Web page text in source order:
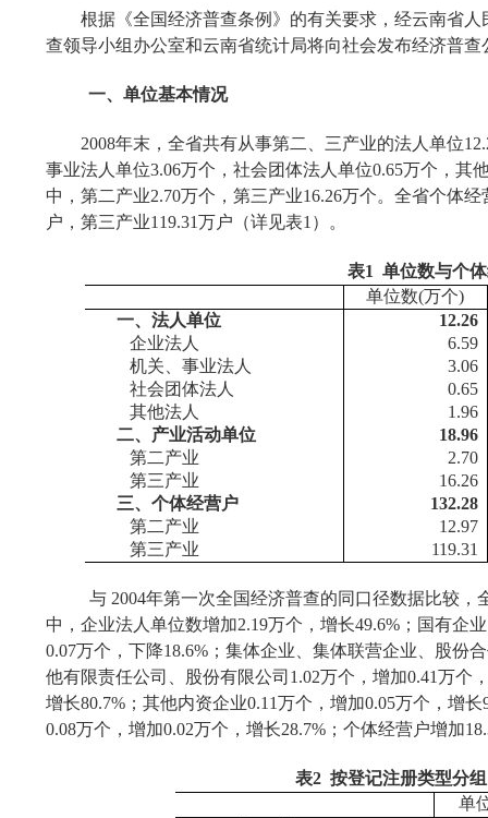
根据《全国经济普查条例》的有关要求，经云南省
查领导小组办公室和云南省统计局将向社会发布经济普
一、单位基本情况
2008年末，全省共有从事第二、三产业的法人单位
事业法人单位3.06万个，社会团体法人单位0.65万个，其
中，第二产业2.70万个，第三产业16.26万个。全省个体经
户，第三产业119.31万户（详见表1 ）。
表1 单位数与个
单位数(万个)
一、法人单位
12.26
企业法人
6.59
机关、事业法人
3.06
社会团体法人
0.65
其他法人
1.96
二、产业活动单位
18.96
第二产业
2.70
第三产业
16.26
三、个体经营户
132.28
第二产业
12.97
第三产业
119.31
与2004年第一次全国经济普查的同口径数据比较，
中，企业法人单位数增加2.19万个，增长49.6%；国有企
0.07万个，下降18.6%；集体企业、集体联营企业、股份
他有限责任公司、股份有限公司 1.02万个，增加0.41万个
增长80.7%；其他内资企业0.11万个，增加0.05万个，增长
0.08万个，增加0.02万个，增长28.7%；个体经营户增加
表2 按登记注册类型分
单